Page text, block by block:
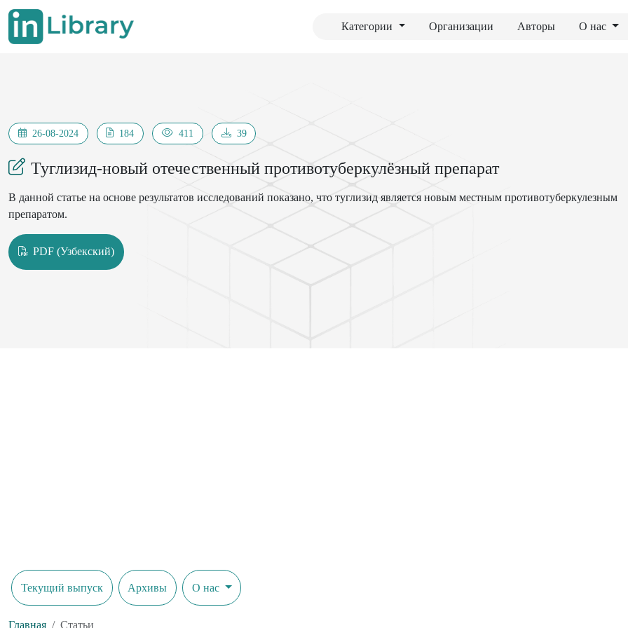
Категории Организации Авторы О нас
26-08-2024 184 411 39
Туглизид-новый отечественный противотуберкулёзный препарат
В данной статье на основе результатов исследований показано, что туглизид является новым местным противотуберкулезным
препаратом.
PDF (Узбекский)
Текущий выпуск Архивы О нас
Главная Статьи